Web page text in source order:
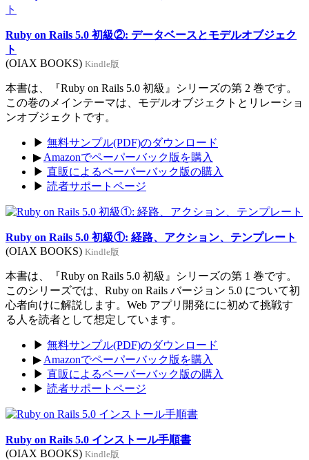
Ruby on Rails 5.0 初級②: データベースとモデルオブジェク
ト
(OIAX BOOKS) Kindle版
本書は、『Ruby on Rails 5.0 初級』シリーズの第 2 巻です。
この巻のメインテーマは、モデルオブジェクトとリレーショ
ンオブジェクトです。
▶ 無料サンプル(PDF)のダウンロード
▶ Amazonでペーパーバック版を購入
▶ 直販によるペーパーバック版の購入
▶ 読者サポートページ
Ruby on Rails 5.0 初級①: 経路、アクション、テンプレート
(OIAX BOOKS) Kindle版
本書は、『Ruby on Rails 5.0 初級』シリーズの第 1 巻です。
このシリーズでは、Ruby on Rails バージョン 5.0 について初
心者向けに解説します。Web アプリ開発にに初めて挑戦す
る人を読者として想定しています。
▶ 無料サンプル(PDF)のダウンロード
▶ Amazonでペーパーバック版を購入
▶ 直販によるペーパーバック版の購入
▶ 読者サポートページ
Ruby on Rails 5.0 インストール手順書
(OIAX BOOKS) Kindle版